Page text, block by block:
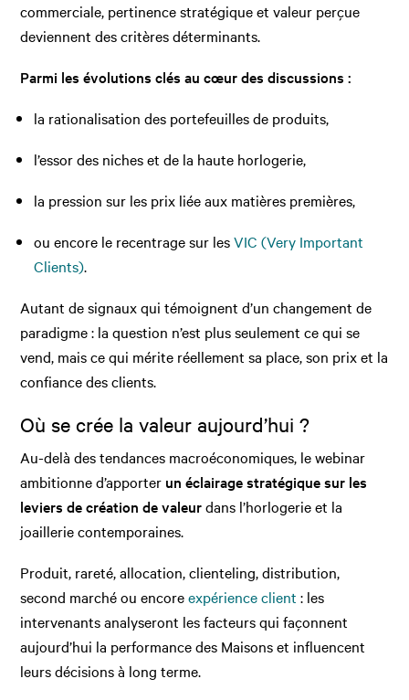
commerciale, pertinence stratégique et valeur perçue
deviennent des critères déterminants.
Parmi les évolutions clés au cœur des discussions :
la rationalisation des portefeuilles de produits,
l’essor des niches et de la haute horlogerie,
la pression sur les prix liée aux matières premières,
ou encore le recentrage sur lesVIC (Very Important
Clients).
Autant de signaux qui témoignent d’un changement de
paradigme : la question n’est plus seulement ce qui se
vend, mais ce qui mérite réellement sa place, son prix et la
confiance des clients.
Où se crée la valeur aujourd’hui ?
Au-delà des tendances macroéconomiques, le webinar
ambitionne d’apporter un éclairage stratégique sur les
leviers de création de valeurdans l’horlogerie et la
joaillerie contemporaines.
Produit, rareté, allocation, clienteling, distribution,
second marché ou encoreexpérience client : les
intervenants analyseront les facteurs qui façonnent
aujourd’hui la performance des Maisons et influencent
leurs décisions à long terme.